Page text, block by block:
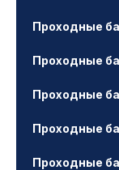
Проходные
Проходные
Проходные
Проходные
Проходные